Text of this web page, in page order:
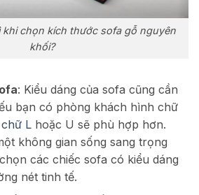
khi chọn kích thước sofa gỗ nguyên
khối?
: Kiểu dáng của sofa cũng cần
bạn có phòng khách hình chữ
Lhoặc U sẽ phù hợp hơn.
không gian sống sang trọng
các chiếc sofa có kiểu dáng
nét tinh tế.